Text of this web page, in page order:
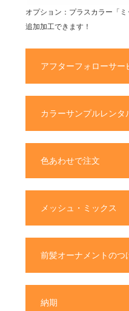
オプション：プラスカラー「
追加加工できます！
アフターフォローサー
カラーサンプルレンタ
色あわせで注文
メッシュ・ミックス
前髪オーナメントのつ
納期